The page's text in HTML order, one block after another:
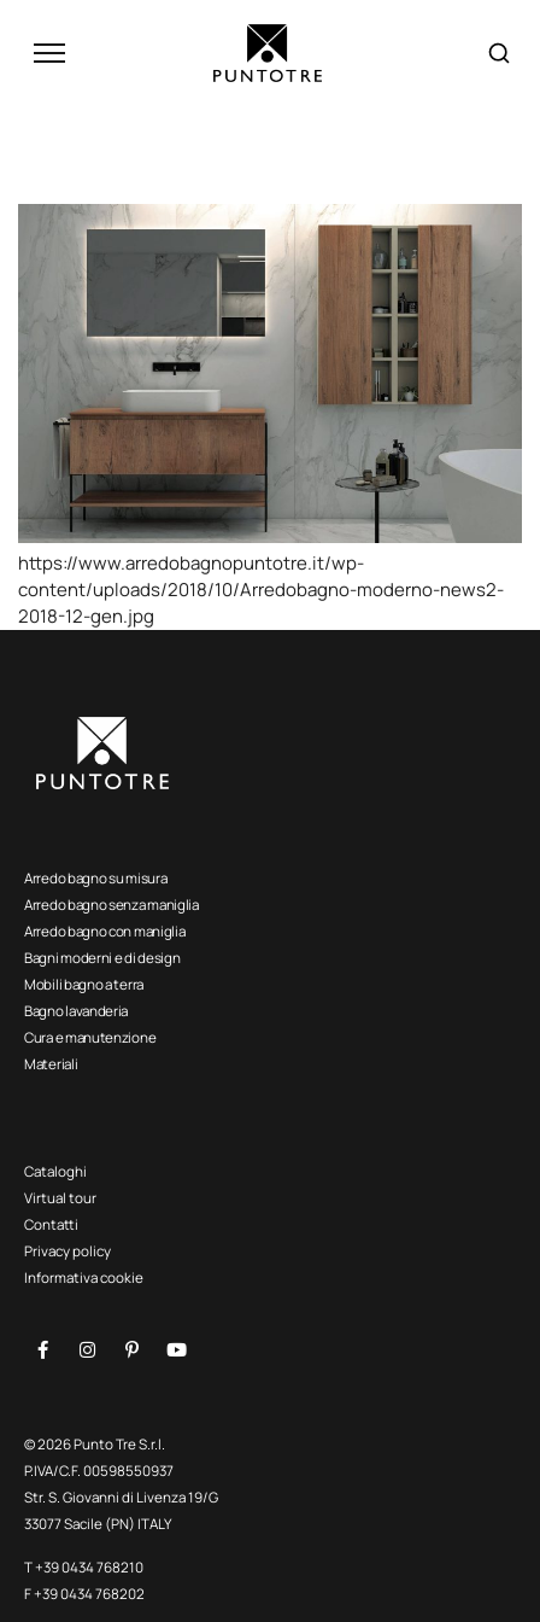
https://www.arredobagnopuntotre.it/wp-
content/uploads/2018/10/Arredobagno-moderno-news2-
2018-12-gen.jpg
Arredo bagno su misura
Arredo bagno senza maniglia
Arredo bagno con maniglia
Bagni moderni e di design
Mobili bagno a terra
Bagno lavanderia
Cura e manutenzione
Materiali
Cataloghi
Virtual tour
Contatti
Privacy policy
Informativa cookie
© 2026 Punto Tre S.r.l.
P.IVA/C.F. 00598550937
Str. S. Giovanni di Livenza 19/G
33077 Sacile (PN) ITALY
T +39 0434 768210
F +39 0434 768202